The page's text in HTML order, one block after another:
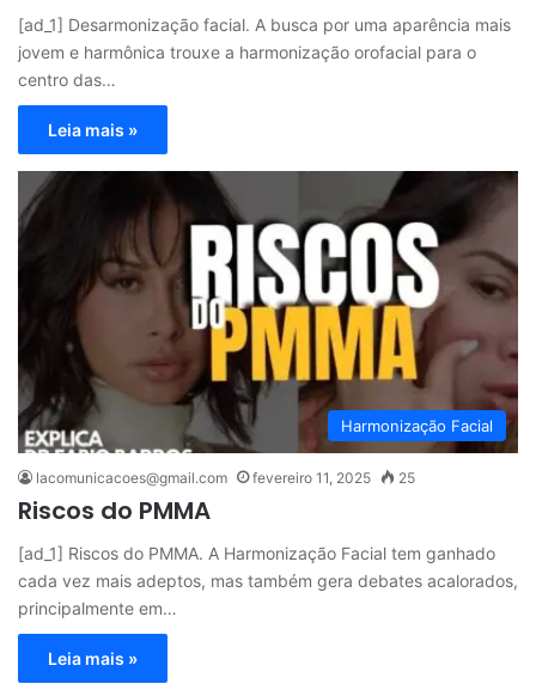
[ad_1] Desarmonização facial. A busca por uma aparência mais
jovem e harmônica trouxe a harmonização orofacial para o
centro das…
Leia mais »
Harmonização Facial
lacomunicacoes@gmail.com fevereiro 11, 2025 25
Riscos do PMMA
[ad_1] Riscos do PMMA. A Harmonização Facial tem ganhado
cada vez mais adeptos, mas também gera debates acalorados,
principalmente em…
Leia mais »